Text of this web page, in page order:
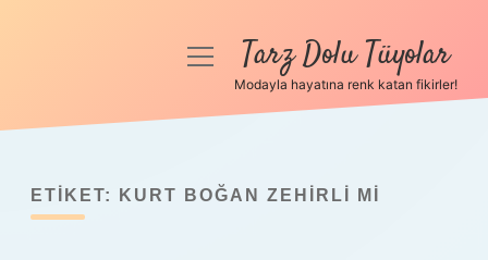
Anasayfa
Yasal Uyarı
menüyüTarz Dolu Tüyolar
Modayla hayatına renk katan fikirler!
ETIKET: KURT BOĞAN ZEHIRLI MI